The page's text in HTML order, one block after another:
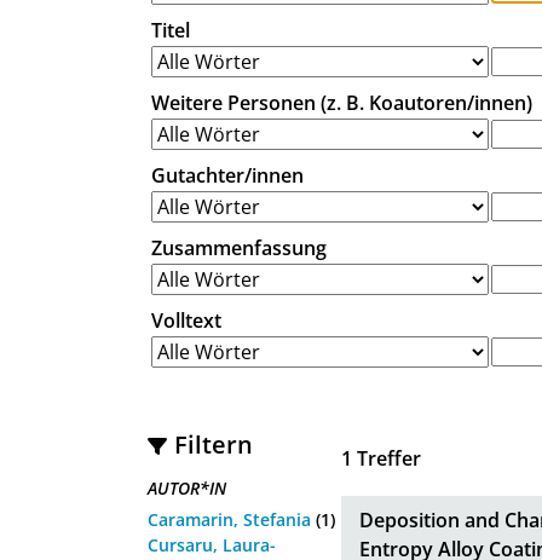
Titel
Weitere Personen (z. B. Koautoren/innen)
Gutachter/innen
Zusammenfassung
Volltext
Filtern
AUTOR*IN
Caramarin, Stefania (1)
Cursaru, Laura-
1 Treffer
Deposition and
Entropy Alloy